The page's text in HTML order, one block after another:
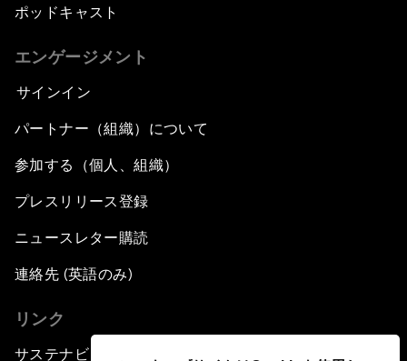
ポッドキャスト
エンゲージメント
サインイン
パートナー（組織）について
参加する（個人、組織）
プレスリリース登録
ニュースレター購読
連絡先 (英語のみ)
リンク
サステナビリティへの取り組み